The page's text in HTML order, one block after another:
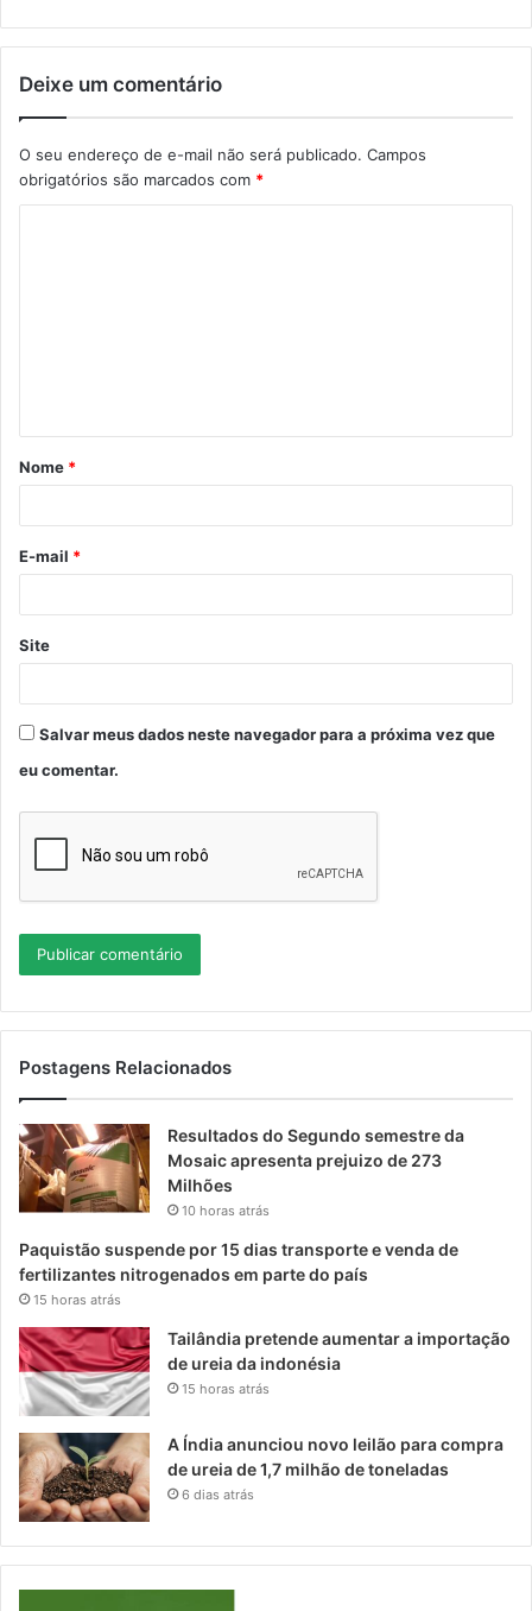
Deixe um comentário
O seu endereço de e-mail não será publicado. Campos
obrigatórios são marcados com *
á
r
*
Nome *
E-mail *
Site
Salvar meus dados neste navegador para a próxima vez que
eu comentar.
Postagens Relacionados
Resultados do Segundo semestre da
Mosaic apresenta prejuizo de 273
Milhões
10 horas atrás
Paquistão suspende por 15 dias transporte e venda de
fertilizantes nitrogenados em parte do país
15 horas atrás
Tailândia pretende aumentar a importação
de ureia da indonésia
15 horas atrás
A Índia anunciou novo leilão para compra
de ureia de 1,7 milhão de toneladas
6 dias atrás